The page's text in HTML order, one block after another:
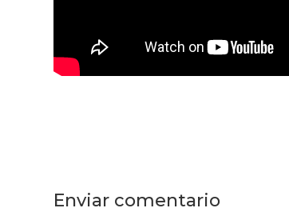
Enviar comentario